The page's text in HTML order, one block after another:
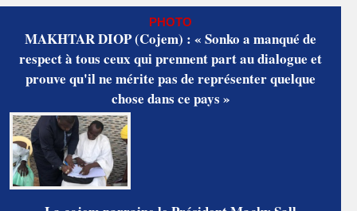
PHOTO
MAKHTAR DIOP (Cojem) : « Sonko a manqué de
respect à tous ceux qui prennent part au dialogue et
prouve qu'il ne mérite pas de représenter quelque
chose dans ce pays »